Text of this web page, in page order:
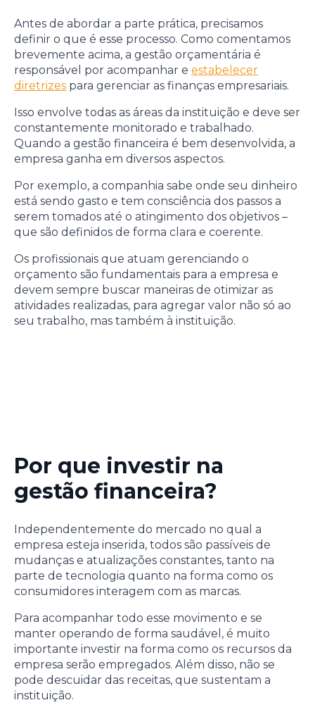
Antes de abordar a parte prática, precisamos
definir o que é esse processo. Como comentamos
brevemente acima, a gestão orçamentária é
responsável por acompanhar e estabelecer
diretrizes para gerenciar as finanças empresariais.
Isso envolve todas as áreas da instituição e deve ser
constantemente monitorado e trabalhado.
Quando a gestão financeira é bem desenvolvida, a
empresa ganha em diversos aspectos.
Por exemplo, a companhia sabe onde seu dinheiro
está sendo gasto e tem consciência dos passos a
serem tomados até o atingimento dos objetivos –
que são definidos de forma clara e coerente.
Os profissionais que atuam gerenciando o
orçamento são fundamentais para a empresa e
devem sempre buscar maneiras de otimizar as
atividades realizadas, para agregar valor não só ao
seu trabalho, mas também à instituição.
Por que investir na
gestão financeira?
Independentemente do mercado no qual a
empresa esteja inserida, todos são passíveis de
mudanças e atualizações constantes, tanto na
parte de tecnologia quanto na forma como os
consumidores interagem com as marcas.
Para acompanhar todo esse movimento e se
manter operando de forma saudável, é muito
importante investir na forma como os recursos da
empresa serão empregados. Além disso, não se
pode descuidar das receitas, que sustentam a
instituição.